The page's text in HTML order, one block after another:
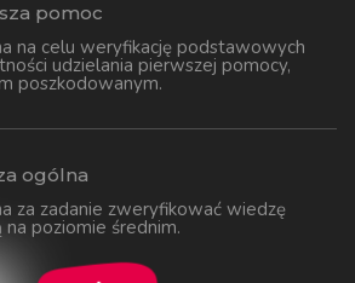
pomoc
na celu weryfikację podstawowych
udzielania pierwszej pomocy,
poszkodowanym.
ogólna
za zadanie zweryfikować wiedzę
na poziomie średnim.